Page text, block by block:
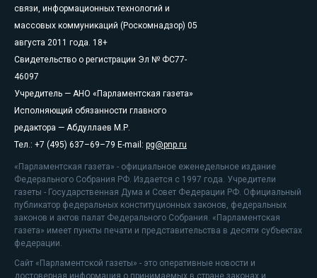
связи, информационных технологий и
массовых коммуникаций (Роскомнадзор) 05
августа 2011 года. 18+
Свидетельство о регистрации Эл № ФС77-
46097
Учредитель — АНО «Парламентская газета»
Исполняющий обязанности главного
редактора — Абдуллаев М.Р.
Тел.: +7 (495) 637–69–79 E-mail: pg@pnp.ru
«Парламентская газета» - официальное еженедельное издание
Федерального Собрания РФ. Издается с 1997 года. Учредители
газеты - Государственная Дума и Совет Федерации РФ. Официальный
публикатор федеральных конституционных законов, федеральных
законов и актов палат Федерального Собрания. «Парламентская
газета» имеет пункты печати и представительства в десяти субъектах
федерации.
Сайт «Парламентской газеты» - это оперативные новости и
достоверная информация о принимаемых в стране законах и